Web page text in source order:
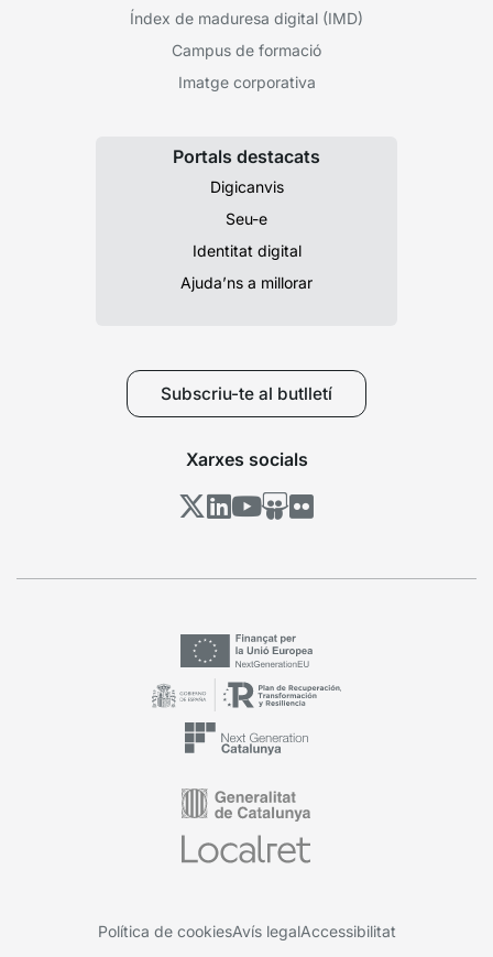
Índex de maduresa digital (IMD)
Campus de formació
Imatge corporativa
Portals destacats
Digicanvis
Seu-e
Identitat digital
Ajuda’ns a millorar
Subscriu-te al butlletí
Xarxes socials
Política de cookiesAvís legalAccessibilitat